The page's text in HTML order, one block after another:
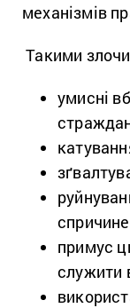
механізмів
Такими
умисні
примус
служити